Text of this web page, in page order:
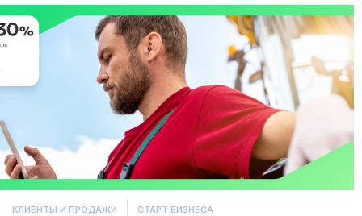
КЛИЕНТЫ И ПРОДАЖИ СТАРТ БИЗНЕСА